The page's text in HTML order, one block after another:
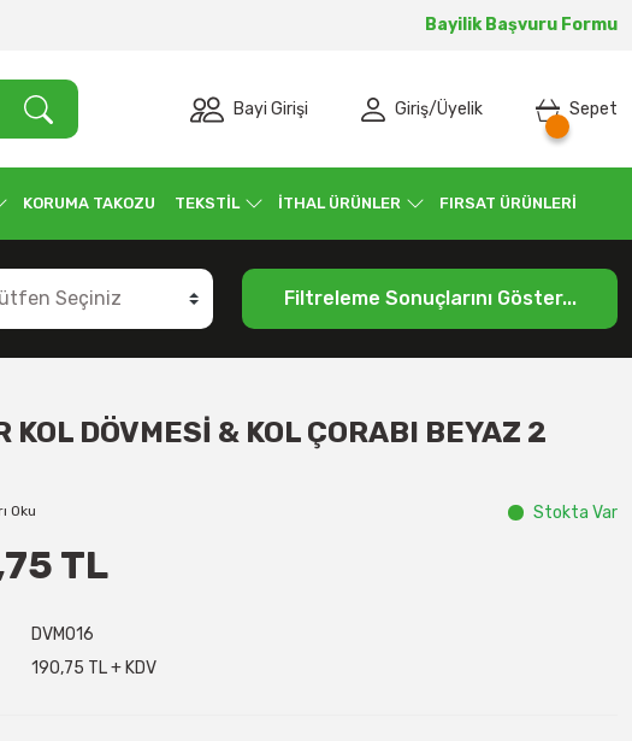
Bayilik Başvuru Formu
Bayi Girişi Giriş/Üyelik Sepet
KORUMA TAKOZU TEKSTİL İTHAL ÜRÜNLER FIRSAT ÜRÜNLERİ
Filtreleme Sonuçlarını Göster...
KOL DÖVMESİ & KOL ÇORABI BEYAZ 2
Oku Stokta Var
TL
DVM016
190,75 TL + KDV